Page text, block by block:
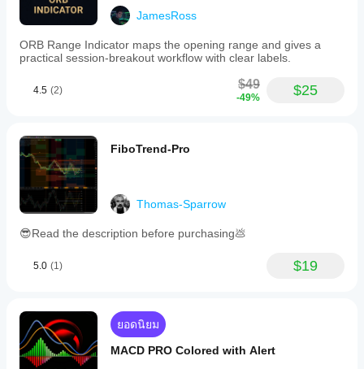
JamesRoss
ORB Range Indicator maps the opening range and gives a
practical session-breakout workflow with clear labels.
4.5 (2) $49
-49% $25
FiboTrend-Pro
Thomas-Sparrow
😎Read the description before purchasing💩
5.0 (1) $19
ยอดนิยม
MACD PRO Colored with Alert